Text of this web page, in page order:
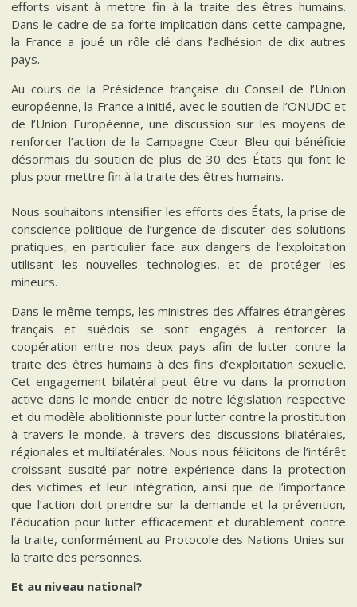
efforts visant à mettre fin à la traite des êtres humains.
Dans le cadre de sa forte implication dans cette campagne,
la France a joué un rôle clé dans l’adhésion de dix autres
pays.
Au cours de la Présidence française du Conseil de l’Union
européenne, la France a initié, avec le soutien de l’ONUDC et
de l’Union Européenne, une discussion sur les moyens de
renforcer l’action de la Campagne Cœur Bleu qui bénéficie
désormais du soutien de plus de 30 des États qui font le
plus pour mettre fin à la traite des êtres humains.
Nous souhaitons intensifier les efforts des États, la prise de
conscience politique de l’urgence de discuter des solutions
pratiques, en particulier face aux dangers de l’exploitation
utilisant les nouvelles technologies, et de protéger les
mineurs.
Dans le même temps, les ministres des Affaires étrangères
français et suédois se sont engagés à renforcer la
coopération entre nos deux pays afin de lutter contre la
traite des êtres humains à des fins d’exploitation sexuelle.
Cet engagement bilatéral peut être vu dans la promotion
active dans le monde entier de notre législation respective
et du modèle abolitionniste pour lutter contre la prostitution
à travers le monde, à travers des discussions bilatérales,
régionales et multilatérales. Nous nous félicitons de l’intérêt
croissant suscité par notre expérience dans la protection
des victimes et leur intégration, ainsi que de l’importance
que l’action doit prendre sur la demande et la prévention,
l’éducation pour lutter efficacement et durablement contre
la traite, conformément au Protocole des Nations Unies sur
la traite des personnes.
Et au niveau national?